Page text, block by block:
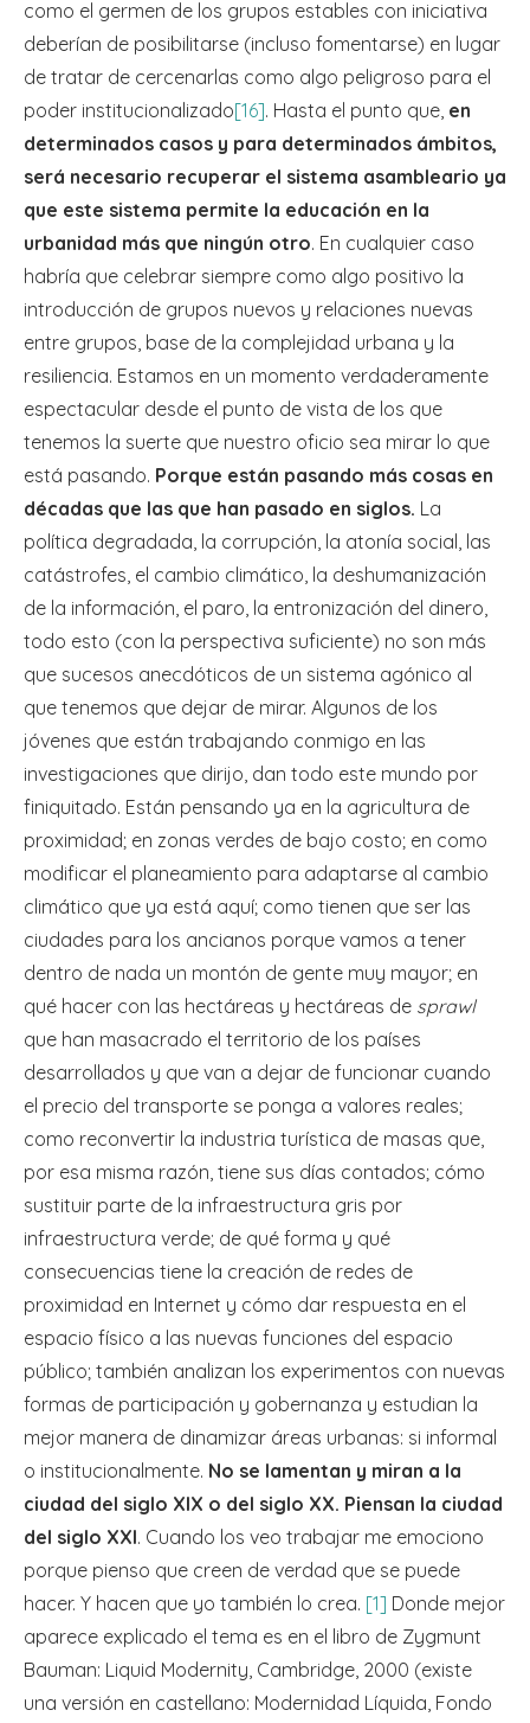
como el germen de los grupos estables con iniciativa
deberían de posibilitarse (incluso fomentarse) en lugar
de tratar de cercenarlas como algo peligroso para el
poder institucionalizado[16]. Hasta el punto que, en
determinados casos y para determinados ámbitos,
será necesario recuperar el sistema asambleario ya
que este sistema permite la educación en la
urbanidad más que ningún otro. En cualquier caso
habría que celebrar siempre como algo positivo la
introducción de grupos nuevos y relaciones nuevas
entre grupos, base de la complejidad urbana y la
resiliencia. Estamos en un momento verdaderamente
espectacular desde el punto de vista de los que
tenemos la suerte que nuestro oficio sea mirar lo que
está pasando. Porque están pasando más cosas en
décadas que las que han pasado en siglos. La
política degradada, la corrupción, la atonía social, las
catástrofes, el cambio climático, la deshumanización
de la información, el paro, la entronización del dinero,
todo esto (con la perspectiva suficiente) no son más
que sucesos anecdóticos de un sistema agónico al
que tenemos que dejar de mirar. Algunos de los
jóvenes que están trabajando conmigo en las
investigaciones que dirijo, dan todo este mundo por
finiquitado. Están pensando ya en la agricultura de
proximidad; en zonas verdes de bajo costo; en como
modificar el planeamiento para adaptarse al cambio
climático que ya está aquí; como tienen que ser las
ciudades para los ancianos porque vamos a tener
dentro de nada un montón de gente muy mayor; en
qué hacer con las hectáreas y hectáreas de sprawl
que han masacrado el territorio de los países
desarrollados y que van a dejar de funcionar cuando
el precio del transporte se ponga a valores reales;
como reconvertir la industria turística de masas que,
por esa misma razón, tiene sus días contados; cómo
sustituir parte de la infraestructura gris por
infraestructura verde; de qué forma y qué
consecuencias tiene la creación de redes de
proximidad en Internet y cómo dar respuesta en el
espacio físico a las nuevas funciones del espacio
público; también analizan los experimentos con nuevas
formas de participación y gobernanza y estudian la
mejor manera de dinamizar áreas urbanas: si informal
o institucionalmente. No se lamentan y miran a la
ciudad del siglo XIX o del siglo XX. Piensan la ciudad
del siglo XXI. Cuando los veo trabajar me emociono
porque pienso que creen de verdad que se puede
hacer. Y hacen que yo también lo crea. [1] Donde mejor
aparece explicado el tema es en el libro de Zygmunt
Bauman: Liquid Modernity, Cambridge, 2000 (existe
una versión en castellano: Modernidad Líquida, Fondo